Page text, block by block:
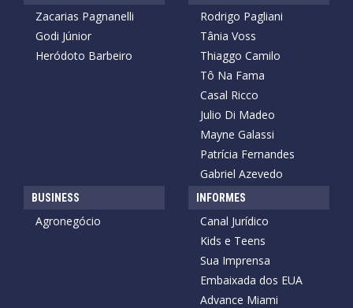
Zacarias Pagnanelli
Godi Júnior
Heródoto Barbeiro
Rodrigo Pagliani
Tânia Voss
Thiaggo Camilo
Tô Na Fama
Casal Ricco
Julio Di Madeo
Mayne Galassi
Patrícia Fernandes
Gabriel Azevedo
BUSINESS
Agronegócio
INFORMES
Canal Jurídico
Kids e Teens
Sua Imprensa
Embaixada dos EUA
Advance Miami